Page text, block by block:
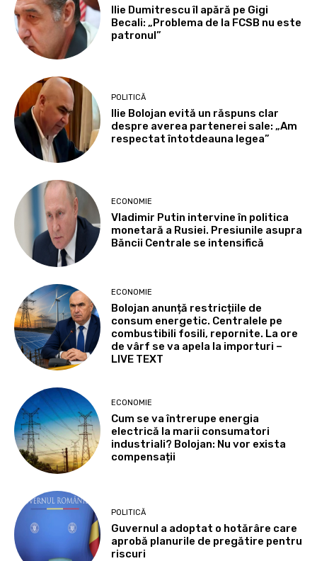
Ilie Dumitrescu îl apără pe Gigi
Becali: „Problema de la FCSB nu este
patronul”
POLITICĂ
Ilie Bolojan evită un răspuns clar
despre averea partenerei sale: „Am
respectat întotdeauna legea”
ECONOMIE
Vladimir Putin intervine în politica
monetară a Rusiei. Presiunile asupra
Băncii Centrale se intensifică
ECONOMIE
Bolojan anunță restricțiile de
consum energetic. Centralele pe
combustibili fosili, repornite. La ore
de vârf se va apela la importuri –
LIVE TEXT
ECONOMIE
Cum se va întrerupe energia
electrică la marii consumatori
industriali? Bolojan: Nu vor exista
compensații
POLITICĂ
Guvernul a adoptat o hotărâre care
aprobă planurile de pregătire pentru
riscuri